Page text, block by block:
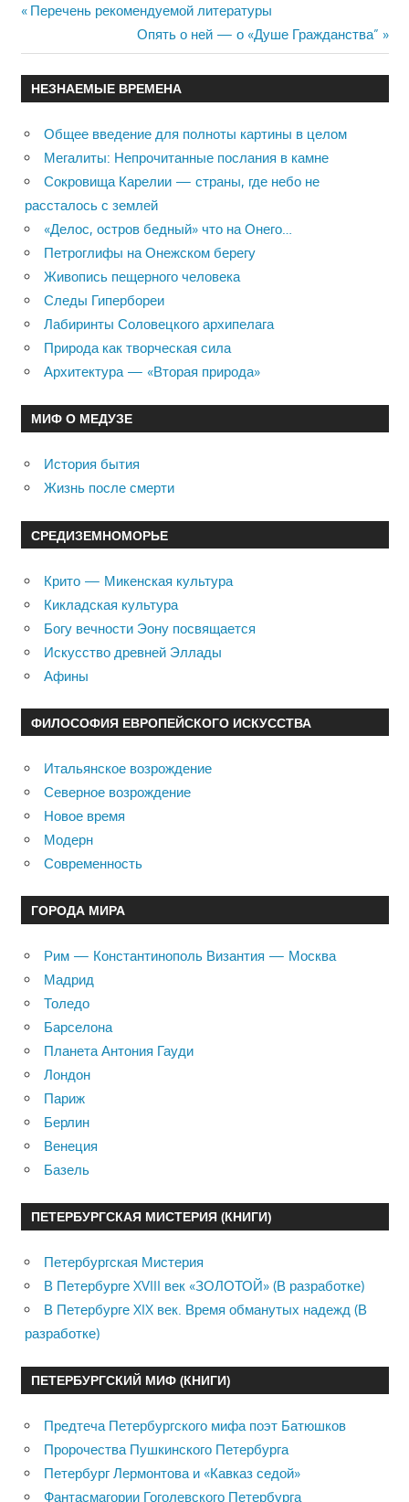
Навигация
по
записям
Previous
Перечень рекомендуемой литературы
Next
Post:
Опять о ней — о «Душе Гражданства”
НЕЗНАЕМЫЕ ВРЕМЕНА
Общее введение для полноты картины в целом
Мегалиты: Непрочитанные послания в камне
Сокровища Карелии — страны, где небо не
рассталось с землей
«Делос, остров бедный» что на Онего…
Петроглифы на Онежском берегу
Живопись пещерного человека
Следы Гипербореи
Лабиринты Соловецкого архипелага
Природа как творческая сила
Архитектура — «Вторая природа»
МИФ О МЕДУЗЕ
История бытия
Жизнь после смерти
СРЕДИЗЕМНОМОРЬЕ
Крито — Микенская культура
Кикладская культура
Богу вечности Эону посвящается
Искусство древней Эллады
Афины
ФИЛОСОФИЯ ЕВРОПЕЙСКОГО ИСКУССТВА
Итальянское возрождение
Северное возрождение
Новое время
Модерн
Современность
ГОРОДА МИРА
Рим — Константинополь Византия — Москва
Мадрид
Толедо
Барселона
Планета Антония Гауди
Лондон
Париж
Берлин
Венеция
Базель
ПЕТЕРБУРГСКАЯ МИСТЕРИЯ (КНИГИ)
Петербургская Мистерия
В Петербурге XVIII век «ЗОЛОТОЙ» (В разработке)
В Петербурге XIX век. Время обманутых надежд (В
разработке)
ПЕТЕРБУРГСКИЙ МИФ (КНИГИ)
Предтеча Петербургского мифа поэт Батюшков
Пророчества Пушкинского Петербурга
Петербург Лермонтова и «Кавказ седой»
Фантасмагории Гоголевского Петербурга